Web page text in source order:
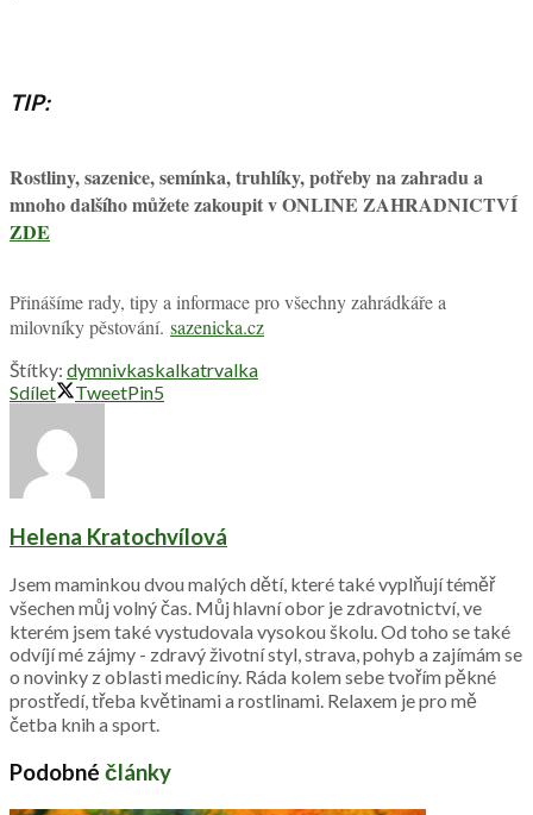
TIP:
Rostliny, sazenice, semínka, truhlíky, potřeby na zahradu a
mnoho dalšího můžete zakoupit v ONLINE ZAHRADNICTVÍ
ZDE
Přinášíme rady, tipy a informace pro všechny zahrádkáře a
milovníky pěstování. sazenicka.cz
Štítky: dymnivkaskalkatrvalka
Sdílet
TweetPin5
Helena Kratochvílová
Jsem maminkou dvou malých dětí, které také vyplňují téměř
všechen můj volný čas. Můj hlavní obor je zdravotnictví, ve
kterém jsem také vystudovala vysokou školu. Od toho se také
odvíjí mé zájmy - zdravý životní styl, strava, pohyb a zajímám se
o novinky z oblasti medicíny. Ráda kolem sebe tvořím pěkné
prostředí, třeba květinami a rostlinami. Relaxem je pro mě
četba knih a sport.
Podobné články